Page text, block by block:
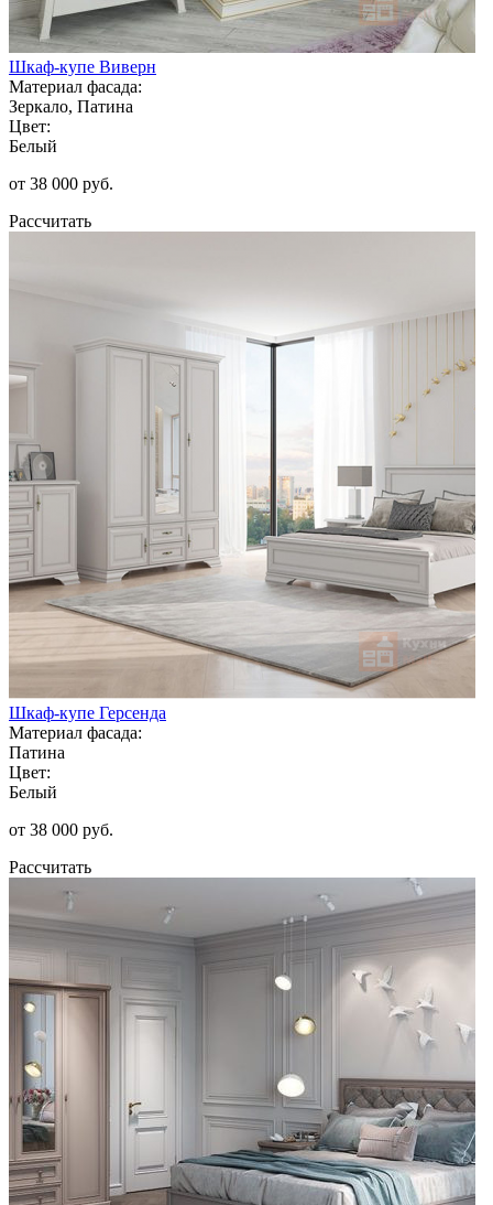
Шкаф-купе Виверн
Материал фасада:
Зеркало, Патина
Цвет:
Белый
от 38 000 руб.
Рассчитать
Шкаф-купе Герсенда
Материал фасада:
Патина
Цвет:
Белый
от 38 000 руб.
Рассчитать